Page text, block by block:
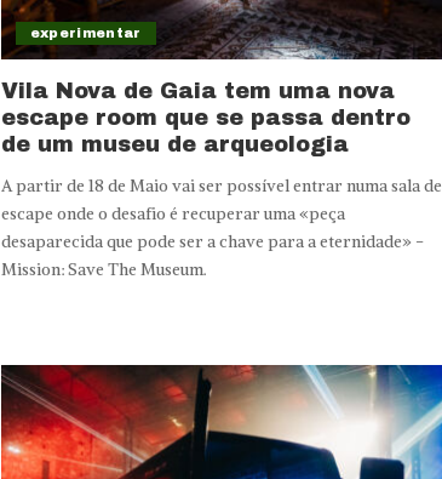
experimentar
Vila Nova de Gaia tem uma nova
escape room que se passa dentro
de um museu de arqueologia
A partir de 18 de Maio vai ser possível entrar numa sala de
escape onde o desafio é recuperar uma «peça
desaparecida que pode ser a chave para a eternidade» -
Mission: Save The Museum.